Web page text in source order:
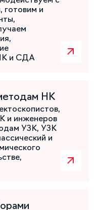
готовим и
и СДА
НК
и инженеров
УЗК, УЗК
и